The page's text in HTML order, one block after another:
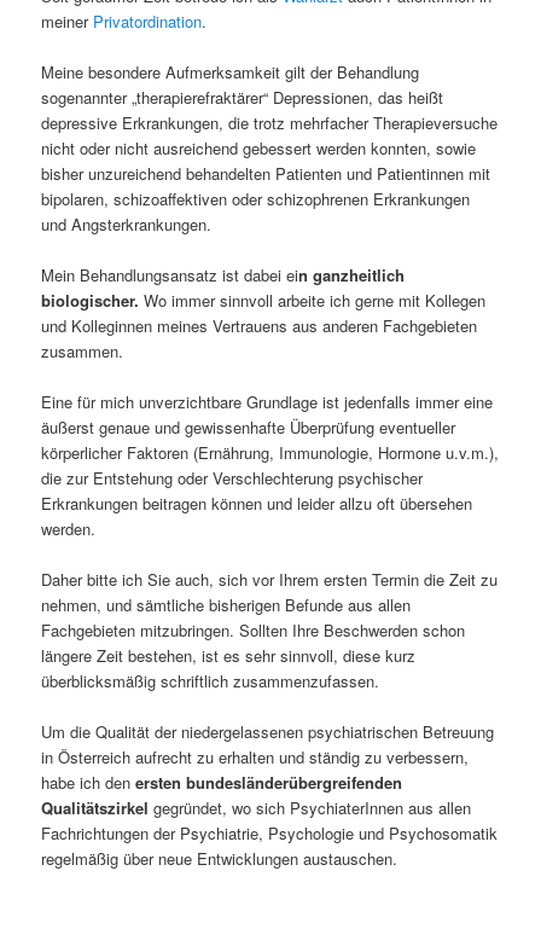
meiner Privatordination.
Meine besondere Aufmerksamkeit gilt der Behandlung
sogenannter „therapierefraktärer“ Depressionen, das heißt
depressive Erkrankungen, die trotz mehrfacher Therapieversuche
nicht oder nicht ausreichend gebessert werden konnten, sowie
bisher unzureichend behandelten Patienten und Patientinnen mit
bipolaren, schizoaffektiven oder schizophrenen Erkrankungen
und Angsterkrankungen.
Mein Behandlungsansatz ist dabei ein ganzheitlich
biologischer. Wo immer sinnvoll arbeite ich gerne mit Kollegen
und Kolleginnen meines Vertrauens aus anderen Fachgebieten
zusammen.
Eine für mich unverzichtbare Grundlage ist jedenfalls immer eine
äußerst genaue und gewissenhafte Überprüfung eventueller
körperlicher Faktoren (Ernährung, Immunologie, Hormone u.v.m.),
die zur Entstehung oder Verschlechterung psychischer
Erkrankungen beitragen können und leider allzu oft übersehen
werden.
Daher bitte ich Sie auch, sich vor Ihrem ersten Termin die Zeit zu
nehmen, und sämtliche bisherigen Befunde aus allen
Fachgebieten mitzubringen. Sollten Ihre Beschwerden schon
längere Zeit bestehen, ist es sehr sinnvoll, diese kurz
überblicksmäßig schriftlich zusammenzufassen.
Um die Qualität der niedergelassenen psychiatrischen Betreuung
in Österreich aufrecht zu erhalten und ständig zu verbessern,
habe ich denersten bundesländerübergreifenden
Qualitätszirkel gegründet, wo sich PsychiaterInnen aus allen
Fachrichtungen der Psychiatrie, Psychologie und Psychosomatik
regelmäßig über neue Entwicklungen austauschen.